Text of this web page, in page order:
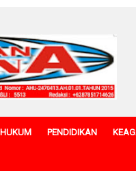
HUKUM PENDIDIKAN